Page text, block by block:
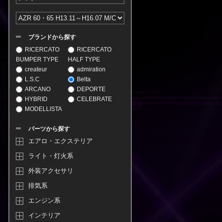
ブランドから探す
RICERCATO
BUMPER TYPE
RICERCATO
HALF TYPE
createur
admiration
L.S.C
Belta
ARCANO
DEPORTE
HYBRID
CELEBRATE
MODELLISTA
パーツから探す
エアロ・エクステリア
ライト・灯火系
外装アクセサリ
排気系
エンジン系
インテリア